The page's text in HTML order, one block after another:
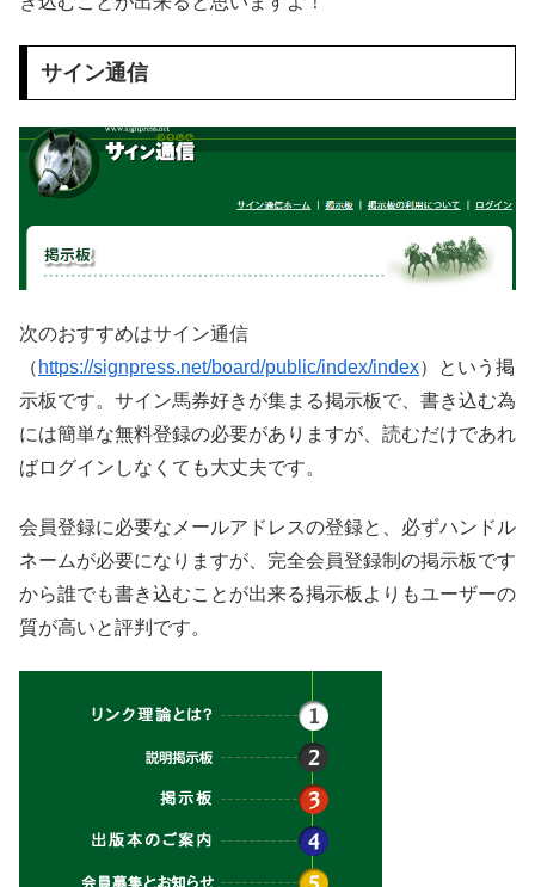
サイン通信
次のおすすめはサイン通信
（ https://signpress.net/board/public/index/index）という掲
示板です。サイン馬券好きが集まる掲示板で、書き込む為
には簡単な無料登録の必要がありますが、読むだけであれ
ばログインしなくても大丈夫です。
会員登録に必要なメールアドレスの登録と、必ずハンドル
ネームが必要になりますが、完全会員登録制の掲示板です
から誰でも書き込むことが出来る掲示板よりもユーザーの
質が高いと評判です。